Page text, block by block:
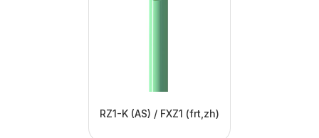
RZ1-K (AS) / FXZ1 (frt,zh)